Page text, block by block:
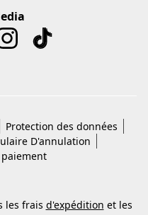
Protection des données
D'annulation
les frais d'expédition et les